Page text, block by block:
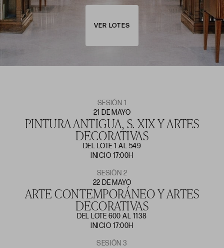
VER LOTES
SESIÓN 1
21 DE MAYO
PINTURA ANTIGUA, S. XIX Y ARTES
DECORATIVAS
DEL LOTE 1 AL 549
INICIO 17:00H
SESIÓN 2
22 DE MAYO
ARTE CONTEMPORÁNEO Y ARTES
DECORATIVAS
DEL LOTE 600 AL 1138
INICIO 17:00H
SESIÓN 3